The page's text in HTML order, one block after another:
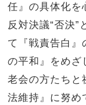
任』の具体化を
反対決議“否決”
て『戦責告白』
の平和』をめざ
老会の方たちと
法維持』に努め